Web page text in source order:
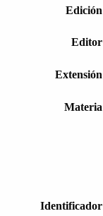
Edición
Editor
Extensión
Materia
Identificador